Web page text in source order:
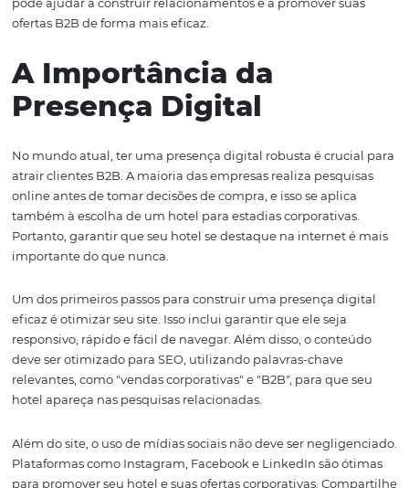
escolha para hotéis que desejam atrair clientes
Eles atuam como intermediários entre as empresas e os
Ao se associar a TMCs, os hotéis podem expandir
significativamente seu alcance e se conectar com
frequentemente necessitam de hospedagem para suas
Além disso, o HotéisNet permite que os hotéis
reservas de maneira eficiente e eficaz. Com uma
amigável e funcionalidades que otimizam a
usuário, essa plataforma pode ajudar a converter leads
vendas, especialmente quando integrada com as
de marketing digital da Omnibees.
Por último, não subestime o poder das redes sociais e do
marketing digital. Ter uma presença digital forte e
pode ajudar a construir relacionamentos e a promover
ofertas B2B de forma mais eficaz.